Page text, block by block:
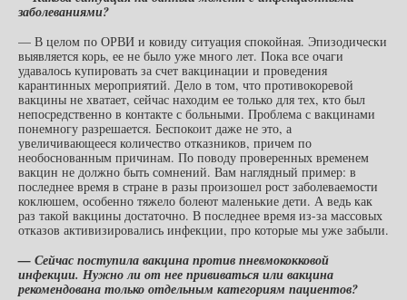
заболеваниями?
— В целом по ОРВИ и ковиду ситуация спокойная. Эпизодически
выявляется корь, ее не было уже много лет. Пока все очаги
удавалось купировать за счет вакцинации и проведения
карантинных мероприятий. Дело в том, что противокоревой
вакцины не хватает, сейчас находим ее только для тех, кто был
непосредственно в контакте с больными. Проблема с вакцинами
понемногу разрешается. Беспокоит даже не это, а
увеличивающееся количество отказников, причем по
необоснованным причинам. По поводу проверенных временем
вакцин не должно быть сомнений. Вам наглядный пример: в
последнее время в стране в разы произошел рост заболеваемости
коклюшем, особенно тяжело болеют маленькие дети. А ведь как
раз такой вакцины достаточно. В последнее время из-за массовых
отказов активизировались инфекции, про которые мы уже забыли.
— Сейчас поступила вакцина против пневмококковой
инфекции. Нужно ли от нее прививаться или вакцина
рекомендована только отдельным категориям пациентов?